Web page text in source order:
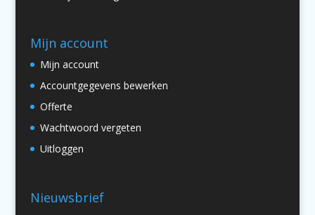
Mijn account
Mijn account
Accountgegevens bewerken
Offerte
Wachtwoord vergeten
Uitloggen
Nieuwsbrief